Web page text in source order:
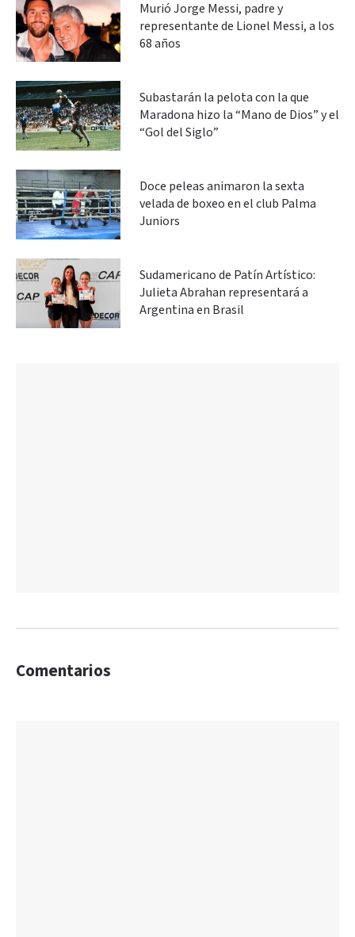
Murió Jorge Messi, padre y
representante de Lionel Messi, a los
68 años
Subastarán la pelota con la que
Maradona hizo la “Mano de Dios” y el
“Gol del Siglo”
Doce peleas animaron la sexta
velada de boxeo en el club Palma
Juniors
Sudamericano de Patín Artístico:
Julieta Abrahan representará a
Argentina en Brasil
Comentarios